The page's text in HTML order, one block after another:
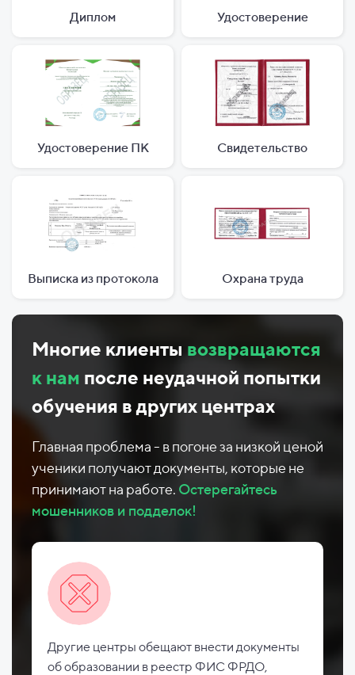
Диплом Удостоверение
Удостоверение ПК Свидетельство
Выписка из протокола Охрана труда
Многие клиенты возвращаются
к нам после неудачной попытки
обучения в других центрах
Главная проблема - в погоне за низкой ценой
ученики получают документы, которые не
принимают на работе. Остерегайтесь
мошенников и подделок!
Другие центры обещают внести документы
обобразовании в реестр ФИС ФРДО,